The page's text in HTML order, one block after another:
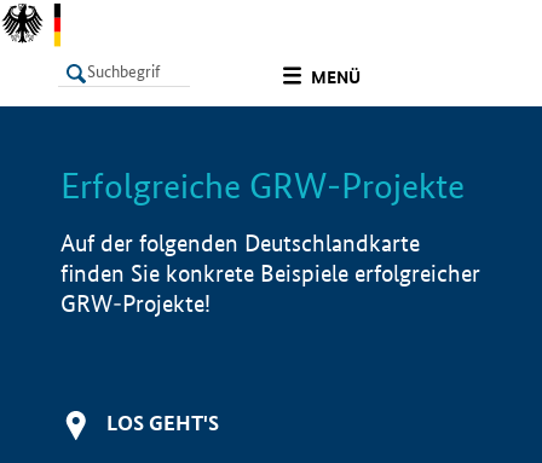
MENÜ
LISTE Info
Erfolgreiche GRW-Projekte
Auf der folgenden Deutschlandkarte
finden Sie konkrete Beispiele erfolgreicher
GRW-Projekte!
LOS GEHT'S